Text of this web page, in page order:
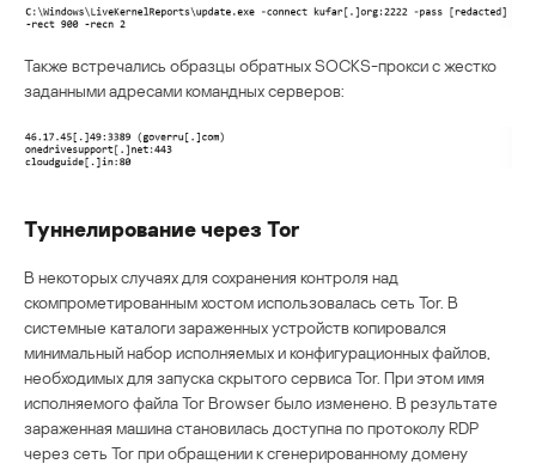
Также встречались образцы обратных SOCKS-прокси с жестко
заданными адресами командных серверов:
Туннелирование через Tor
В некоторых случаях для сохранения контроля над
скомпрометированным хостом использовалась сеть Tor. В
системные каталоги зараженных устройств копировался
минимальный набор исполняемых и конфигурационных файлов,
необходимых для запуска скрытого сервиса Tor. При этом имя
исполняемого файла Tor Browser было изменено. В результате
зараженная машина становилась доступна по протоколу RDP
через сеть Tor при обращении к сгенерированному домену